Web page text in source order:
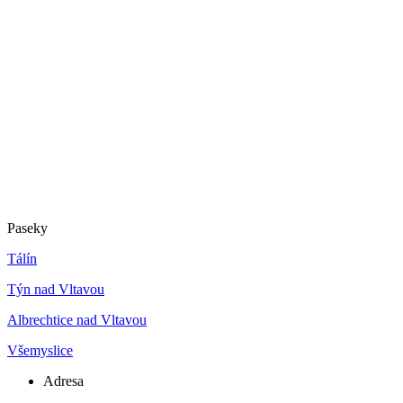
Paseky
Tálín
Týn nad Vltavou
Albrechtice nad Vltavou
Všemyslice
Adresa